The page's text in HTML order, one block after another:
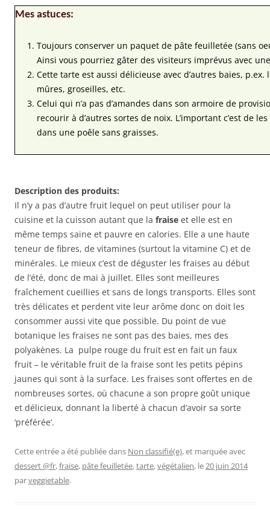
Mes astuces:
Toujours conserver un paquet de pâte feuilletée (sans
Ainsi vous pourriez gâter des visiteurs imprévus avec
Cette tarte est aussi délicieuse avec d’autres baies, p.ex.
mûres, groseilles, etc.
Celui qui n’a pas d’amandes dans son armoire de
recourir à d’autres sortes de noix. L’important c’est de
dans une poêle sans graisses.
Description des produits:
Il n’y a pas d’autre fruit lequel on peut utiliser pour la
cuisine et la cuisson autant que la fraise et elle est en
même temps saine et pauvre en calories. Elle a une haute
teneur de fibres, de vitamines (surtout la vitamine C) et de
minérales. Le mieux c’est de déguster les fraises au début
de l’été, donc de mai à juillet. Elles sont meilleures
fraîchement cueillies et sans de longs transports. Elles sont
très délicates et perdent vite leur arôme donc on doit les
consommer aussi vite que possible. Du point de vue
botanique les fraises ne sont pas des baies, mes des
polyakènes. La pulpe rouge du fruit est en fait un faux
fruit – le véritable fruit de la fraise sont les petits pépins
jaunes qui sont à la surface. Les fraises sont offertes en de
nombreuses sortes, où chacune a son propre goût unique
et délicieux, donnant la liberté à chacun d’avoir sa sorte
‘préférée’.
Cette entrée a été publiée dans Non classifié(e), et marquée avec
dessert @fr,fraise, pâte feuilletée,tarte,végétalien, le20 juin 2014
parveggietable.